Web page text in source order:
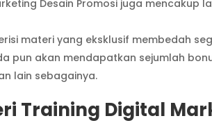
Desain Promosi juga mencakup
materi yang eksklusif membedah
pun akan mendapatkan sejumlah
lain sebagainya.
Training Digital